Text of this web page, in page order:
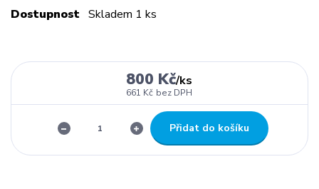
Dostupnost Skladem 1 ks
800 Kč/ks
661 Kč bez DPH
Přidat do košíku